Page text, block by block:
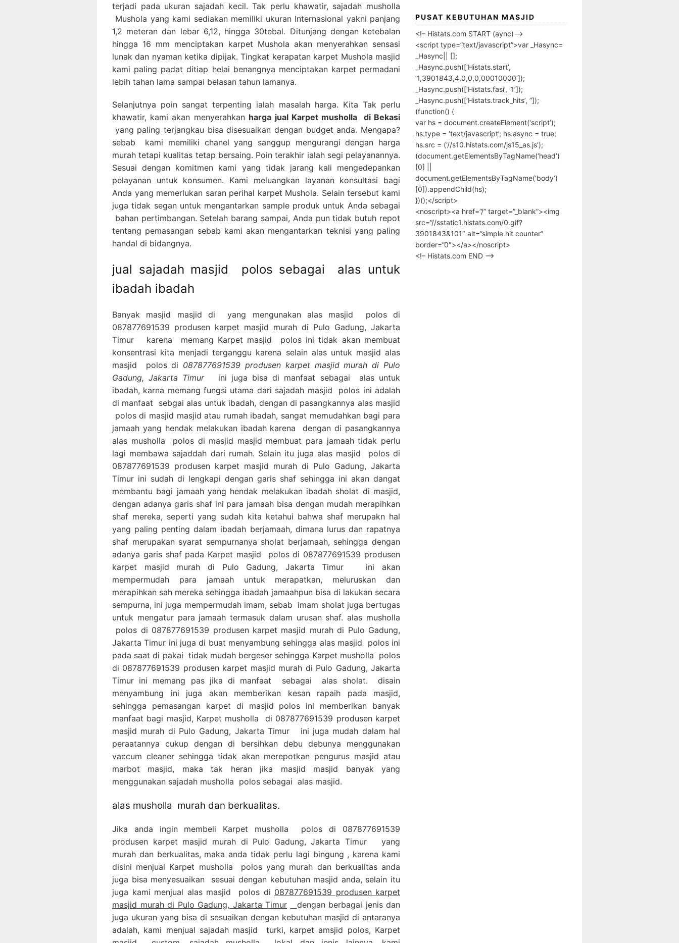
terjadi pada ukuran sajadah kecil. Tak perlu khawatir, sajadah musholla
Mushola yang kami sediakan memiliki ukuran Internasional yakni panjang
1,2 meteran dan lebar 6,12, hingga 30tebal. Ditunjang dengan ketebalan
hingga 16 mm menciptakan karpet Mushola akan menyerahkan sensasi
lunak dan nyaman ketika dipijak. Tingkat kerapatan karpet Mushola masjid
kami paling padat ditiap helai benangnya menciptakan karpet permadani
lebih tahan lama sampai belasan tahun lamanya.
Selanjutnya poin sangat terpenting ialah masalah harga. Kita Tak perlu
khawatir, kami akan menyerahkan harga jual Karpet musholla
di Bekasi
yang paling terjangkau bisa disesuaikan dengan budget anda. Mengapa?
sebab kami memiliki chanel yang sanggup mengurangi dengan harga
murah tetapi kualitas tetap bersaing. Poin terakhir ialah segi pelayanannya.
Sesuai dengan komitmen kami yang tidak jarang kali mengedepankan
pelayanan untuk konsumen. Kami meluangkan layanan konsultasi bagi
Anda yang memerlukan saran perihal karpet Mushola. Selain tersebut kami
juga tidak segan untuk mengantarkan sample produk untuk Anda sebagai
bahan pertimbangan. Setelah barang sampai, Anda pun tidak butuh repot
tentang pemasangan sebab kami akan mengantarkan teknisi yang paling
handal di bidangnya.
jual sajadah masjid polos sebagai alas untuk
ibadah ibadah
Banyak masjid masjid di yang mengunakan alas masjid polos di
087877691539 produsen karpet masjid murah di Pulo Gadung, Jakarta
Timur karena memang Karpet masjid polos ini tidak akan membuat
konsentrasi kita menjadi terganggu karena selain alas untuk masjid alas
masjid polos di 087877691539 produsen karpet masjid murah di Pulo
Gadung, Jakarta Timur
ini juga bisa di manfaat sebagai alas untuk
ibadah, karna memang fungsi utama dari sajadah masjid polos ini adalah
di manfaat sebgai alas untuk ibadah, dengan di pasangkannya alas masjid
polos di masjid masjid atau rumah ibadah, sangat memudahkan bagi para
jamaah yang hendak melakukan ibadah karena dengan di pasangkannya
alas musholla polos di masjid masjid membuat para jamaah tidak perlu
lagi membawa sajaddah dari rumah. Selain itu juga alas masjid polos di
087877691539 produsen karpet masjid murah di Pulo Gadung, Jakarta
Timur ini sudah di lengkapi dengan garis shaf sehingga ini akan dangat
membantu bagi jamaah yang hendak melakukan ibadah sholat di masjid,
dengan adanya garis shaf ini para jamaah bisa dengan mudah merapihkan
shaf mereka, seperti yang sudah kita ketahui bahwa shaf merupakn hal
yang paling penting dalam ibadah berjamaah, dimana lurus dan rapatnya
shaf merupakan syarat sempurnanya sholat berjamaah, sehingga dengan
adanya garis shaf pada Karpet masjid polos di 087877691539 produsen
karpet masjid murah di Pulo Gadung, Jakarta Timur ini akan
mempermudah para jamaah untuk merapatkan, meluruskan dan
merapihkan sah mereka sehingga ibadah jamaahpun bisa di lakukan secara
sempurna, ini juga mempermudah imam, sebab imam sholat juga bertugas
untuk mengatur para jamaah termasuk dalam urusan shaf. alas musholla
polos di 087877691539 produsen karpet masjid murah di Pulo Gadung,
Jakarta Timur ini juga di buat menyambung sehingga alas masjid polos ini
pada saat di pakai tidak mudah bergeser sehingga Karpet musholla polos
di 087877691539 produsen karpet masjid murah di Pulo Gadung, Jakarta
Timur ini memang pas jika di manfaat sebagai alas sholat. disain
menyambung ini juga akan memberikan kesan rapaih pada masjid,
sehingga pemasangan karpet di masjid polos ini memberikan banyak
manfaat bagi masjid, Karpet musholla di 087877691539 produsen karpet
masjid murah di Pulo Gadung, Jakarta Timur ini juga mudah dalam hal
peraatannya cukup dengan di bersihkan debu debunya menggunakan
vaccum cleaner sehingga tidak akan merepotkan pengurus masjid atau
marbot masjid, maka tak heran jika masjid masjid banyak yang
menggunakan sajadah musholla polos sebagai alas masjid.
alas musholla murah dan berkualitas.
Jika anda ingin membeli Karpet musholla polos di 087877691539
produsen karpet masjid murah di Pulo Gadung, Jakarta Timur yang
murah dan berkualitas, maka anda tidak perlu lagi bingung , karena kami
disini menjual Karpet musholla polos yang murah dan berkualitas anda
juga bisa menyesuaikan sesuai dengan kebutuhan masjid anda, selain itu
juga kami menjual alas masjid polos di 087877691539 produsen karpet
masjid murah di Pulo Gadung, Jakarta Timur
dengan berbagai jenis dan
juga ukuran yang bisa di sesuaikan dengan kebutuhan masjid di antaranya
adalah, kami menjual sajadah masjid turki, karpet amsjid polos, Karpet
PUSAT KEBUTUHAN MASJID
<!– Histats.com START (aync)–>
<script type=”text/javascript”>var _Hasync=
_Hasync|| [];
_Hasync.push([‘Histats.start’,
‘1,3901843,4,0,0,0,00010000’]);
_Hasync.push([‘Histats.fasi’, ‘1’]);
_Hasync.push([‘Histats.track_hits’, ”]);
(function() {
var hs = document.createElement(‘script’);
hs.type = ‘text/javascript’; hs.async = true;
hs.src = (‘//s10.histats.com/js15_as.js’);
(document.getElementsByTagName(‘head’)
[0] ||
document.getElementsByTagName(‘body’)
[0]).appendChild(hs);
})();</script>
<noscript><a href=”/” target=”_blank”><img
src=”//sstatic1.histats.com/0.gif?
3901843&101″ alt=”simple hit counter”
border=”0″></a></noscript>
<!– Histats.com END –>